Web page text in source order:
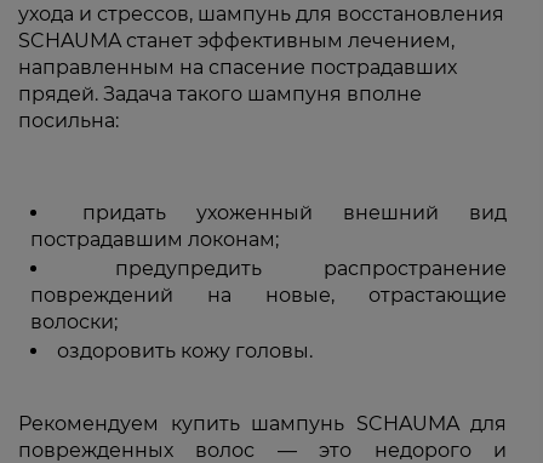
ухода и стрессов, шампунь для восстановления
SCHAUMA станет эффективным лечением,
направленным на спасение пострадавших
прядей. Задача такого шампуня вполне
посильна:
придать ухоженный внешний вид
пострадавшим локонам;
предупредить распространение
повреждений на новые, отрастающие
волоски;
оздоровить кожу головы.
Рекомендуем купить шампунь SCHAUMA для
поврежденных волос — это недорого и